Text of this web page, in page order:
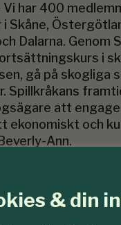
& din
Vi har 400
i Skåne,
Dalarna. Genom
i
gå på skogliga
Spillkråkans
att
ekonomiskt och
Ann.